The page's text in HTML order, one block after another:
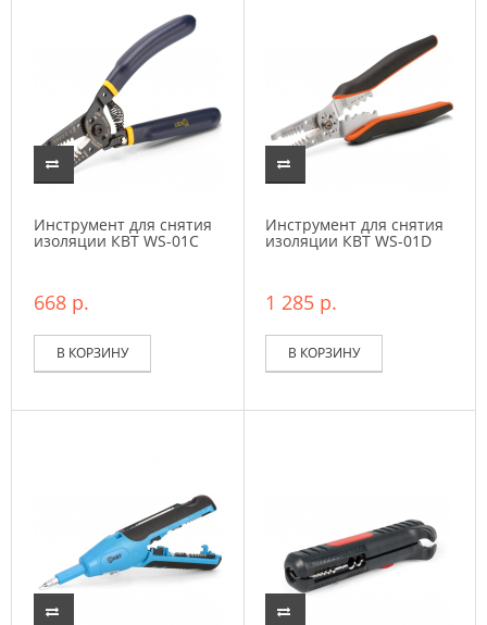
Инструмент для снятия
изоляции КВТ WS-01C
668 р.
В КОРЗИНУ
Инструмент для снятия
изоляции КВТ WS-01D
1 285 р.
В КОРЗИНУ